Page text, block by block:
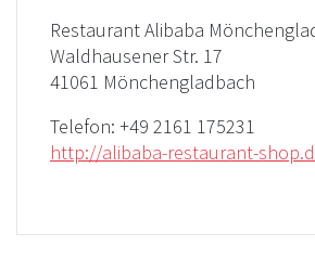
Restaurant Alibaba
Waldhausener Str. 17
41061 Mönchengladbach
Telefon: +49 2161 175231
http://alibaba-restaurant-